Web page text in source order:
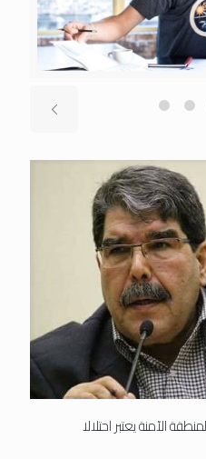
الآمنة يعتبر احتلالا